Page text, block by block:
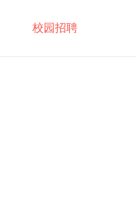
校园招聘